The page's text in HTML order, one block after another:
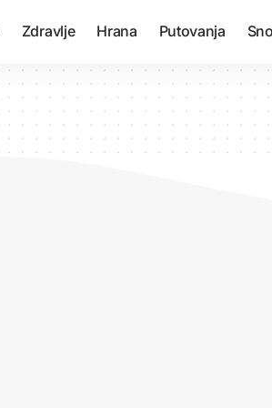
Zdravlje Hrana Putovanja